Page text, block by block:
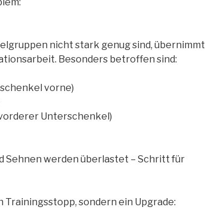
nicht stark genug sind, übernimmt
Besonders betroffen sind:
vorne)
Unterschenkel)
Sehnen werden überlastet – Schritt für
Trainingsstopp, sondern ein Upgrade: